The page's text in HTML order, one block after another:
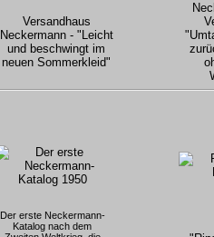
Versandhaus
Neckermann - "Leicht
und beschwingt im
neuen Sommerkleid"
Der erste Neckermann-
Katalog nach dem